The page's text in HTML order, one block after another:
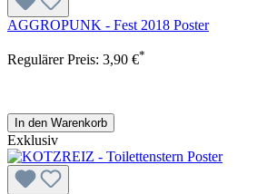
AGGROPUNK - Fest 2018 Poster
Regulärer Preis: 3,90 €*
In den Warenkorb
Exklusiv